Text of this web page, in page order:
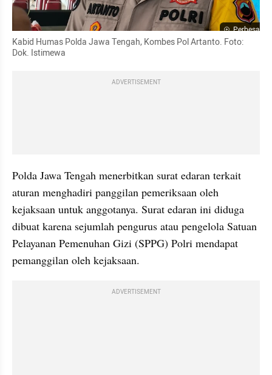
Perbesar
Kabid Humas Polda Jawa Tengah, Kombes Pol Artanto. Foto:
Dok. Istimewa
ADVERTISEMENT
Polda Jawa Tengah menerbitkan surat edaran terkait
aturan menghadiri panggilan pemeriksaan oleh
kejaksaan untuk anggotanya. Surat edaran ini diduga
dibuat karena sejumlah pengurus atau pengelola Satuan
Pelayanan Pemenuhan Gizi (SPPG) Polri mendapat
pemanggilan oleh kejaksaan.
ADVERTISEMENT